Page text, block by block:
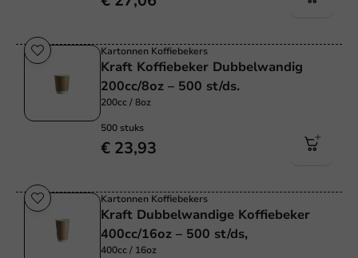
Kartonnen Koffiebekers
Kraft Koffiebeker Dubbelwandig
200cc/8oz – 500 st/ds.
200cc / 8oz
500 stuks
€ 23,93
Kartonnen Koffiebekers
Kraft Dubbelwandige Koffiebeker
400cc/16oz – 500 st/ds,
400cc / 16oz